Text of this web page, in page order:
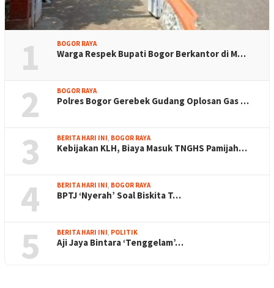
1 BOGOR RAYA
Warga Respek Bupati Bogor Berkantor di M…
2 BOGOR RAYA
Polres Bogor Gerebek Gudang Oplosan Gas …
3 BERITA HARI INI BOGOR RAYA
Kebijakan KLH, Biaya Masuk TNGHS Pamijah…
4 BERITA HARI INI BOGOR RAYA
BPTJ ‘Nyerah’ Soal Biskita T…
5 BERITA HARI INI POLITIK
Aji Jaya Bintara ‘Tenggelam’…